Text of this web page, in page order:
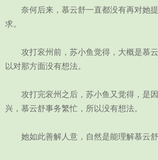
奈何后来，慕云舒一直都没有再对她提
求。
攻打衮州前，苏小鱼觉得，大概是慕云
以对那方面没有想法。
攻打完衮州之后，苏小鱼又觉得，是因
兴，慕云舒事务繁忙，所以没有想法。
她如此善解人意，自然是能理解慕云舒